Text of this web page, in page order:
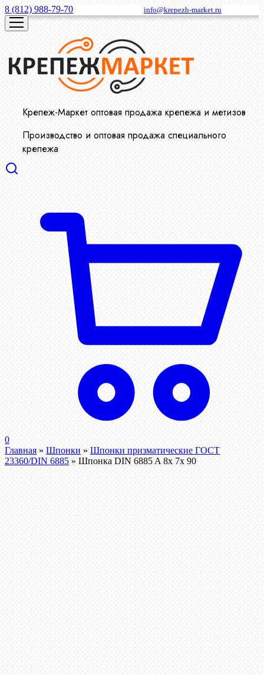
8 (812) 988-79-70 info@krepezh-market.ru
Крепеж-Маркет оптовая продажа крепежа и метизов
Производство и оптовая продажа специального
крепежа
0
Главная » Шпонки » Шпонки призматические ГОСТ
23360/DIN 6885 » Шпонка DIN 6885 A 8x 7x 90